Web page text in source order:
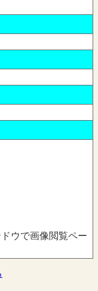
ウで画像閲覧ペー